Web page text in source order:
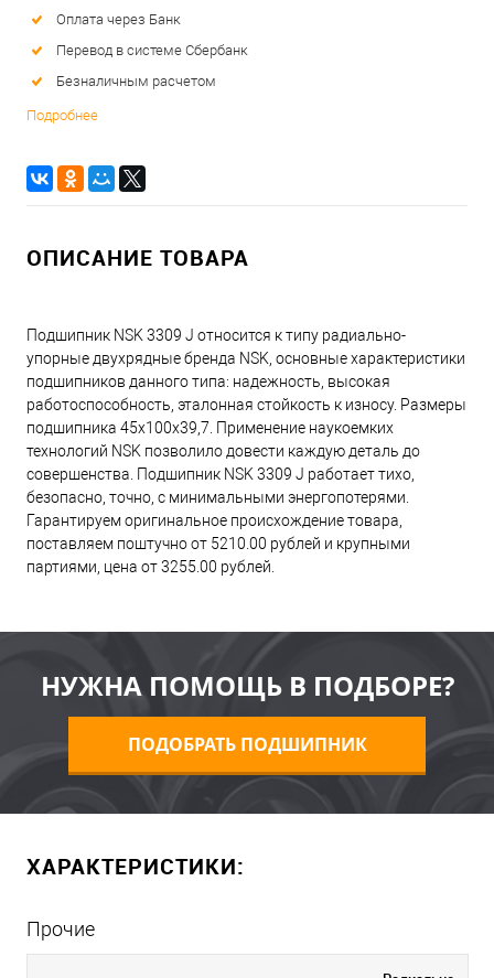
Оплата через Банк
Перевод в системе Сбербанк
Безналичным расчетом
Подробнее
ОПИСАНИЕ ТОВАРА
Подшипник NSK 3309 J относится к типу радиально-
упорные двухрядные бренда NSK, основные характеристики
подшипников данного типа: надежность, высокая
работоспособность, эталонная стойкость к износу. Размеры
подшипника 45x100x39,7. Применение наукоемких
технологий NSK позволило довести каждую деталь до
совершенства. Подшипник NSK 3309 J работает тихо,
безопасно, точно, с минимальными энергопотерями.
Гарантируем оригинальное происхождение товара,
поставляем поштучно от 5210.00 рублей и крупными
партиями, цена от 3255.00 рублей.
НУЖНА ПОМОЩЬ В ПОДБОРЕ?
ПОДОБРАТЬ ПОДШИПНИК
ХАРАКТЕРИСТИКИ:
Прочие